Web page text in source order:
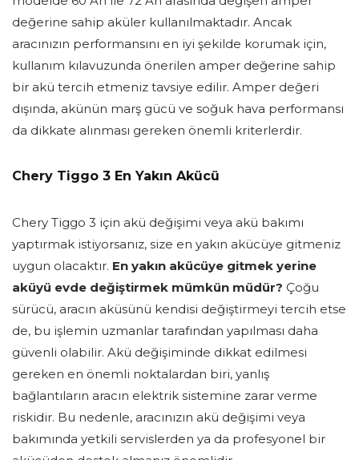
değerine sahip aküler kullanılmaktadır. Ancak
aracınızın performansını en iyi şekilde korumak için,
kullanım kılavuzunda önerilen amper değerine sahip
bir akü tercih etmeniz tavsiye edilir. Amper değeri
dışında, akünün marş gücü ve soğuk hava performansı
da dikkate alınması gereken önemli kriterlerdir.
Chery Tiggo 3 En Yakın Akücü
Chery Tiggo 3 için akü değişimi veya akü bakımı
yaptırmak istiyorsanız, size en yakın akücüye gitmeniz
uygun olacaktır. En yakın akücüye gitmek yerine
aküyü evde değiştirmek mümkün müdür? Çoğu
sürücü, aracın aküsünü kendisi değiştirmeyi tercih etse
de, bu işlemin uzmanlar tarafından yapılması daha
güvenli olabilir. Akü değişiminde dikkat edilmesi
gereken en önemli noktalardan biri, yanlış
bağlantıların aracın elektrik sistemine zarar verme
riskidir. Bu nedenle, aracınızın akü değişimi veya
bakımında yetkili servislerden ya da profesyonel bir